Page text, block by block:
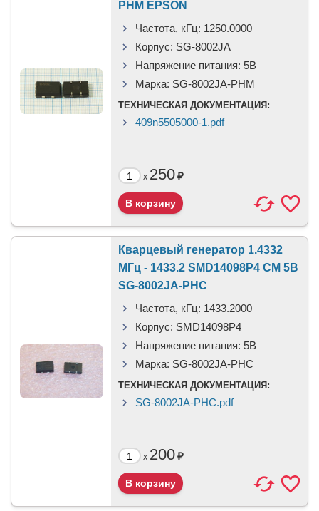
PHM EPSON
Частота, кГц: 1250.0000
Корпус: SG-8002JA
Напряжение питания: 5В
Марка: SG-8002JA-PHM
ТЕХНИЧЕСКАЯ ДОКУМЕНТАЦИЯ:
409n5505000-1.pdf
x 250₽
Кварцевый генератор 1.4332
МГц - 1433.2 SMD14098P4 CM 5В
SG-8002JA-PHC
Частота, кГц: 1433.2000
Корпус: SMD14098P4
Напряжение питания: 5В
Марка: SG-8002JA-PHC
ТЕХНИЧЕСКАЯ ДОКУМЕНТАЦИЯ:
SG-8002JA-PHC.pdf
x 200₽